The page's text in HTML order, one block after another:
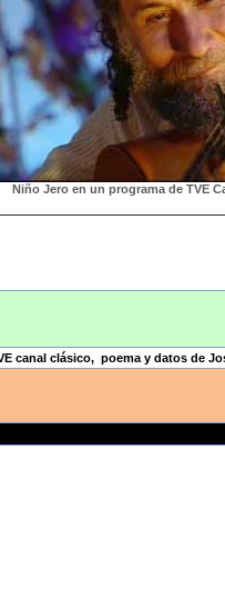
Niño Jero en un programa de TVE
canal clásico, poema y datos de